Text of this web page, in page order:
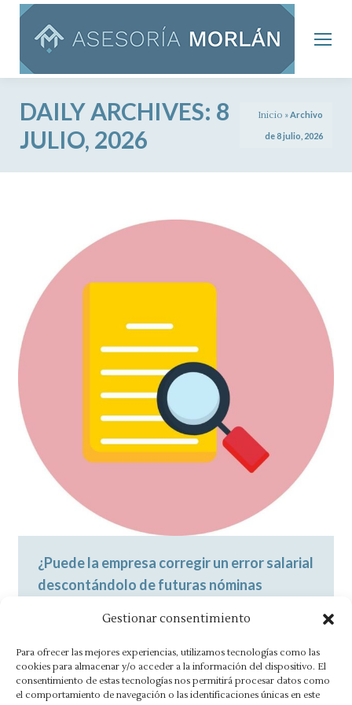
Gestionar consentimiento
Para ofrecer las mejores experiencias, utilizamos tecnologías como las
cookies para almacenar y/o acceder a la información del dispositivo. El
consentimiento de estas tecnologías nos permitirá procesar datos como
el comportamiento de navegación o las identificaciones únicas en este
DAILY ARCHIVES: 8
JULIO, 2026
Inicio »Archivo
de 8 julio, 2026
¿Puede la empresa corregir un error salarial
descontándolo de futuras nóminas
Asesoría Morlán 8 julio, 2026
frecuencia de la que parece. Un
complemento duplicado, unas horas